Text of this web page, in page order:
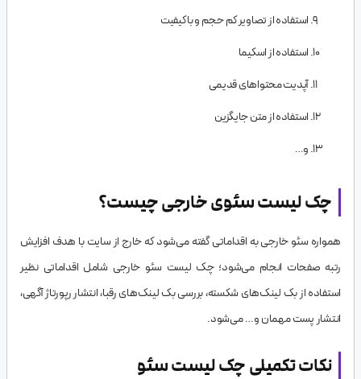
استفاده از تصاویر کم حجم و با کیفیت
استفاده از اسکیما
آپدیت محتواهای قدیمی
استفاده از متن جایگزین
و…
چک لیست سئوی خارجی چیست؟
همواره سئو خارجی به اقداماتی گفته می‌شود که خارج از سایت با هدف افزایش
رتبه صفحات انجام می‌شود؛ چک لیست سئو خارجی شامل اقداماتی نظیر
استفاده از بک لینک‌های شکسته، بررسی بک لینک‌های رقبا، انتشار رپورتاژ آگهی،
انتشار پست مهمان و… می‌شود.
نکات تکمیلی چک لیست سئو